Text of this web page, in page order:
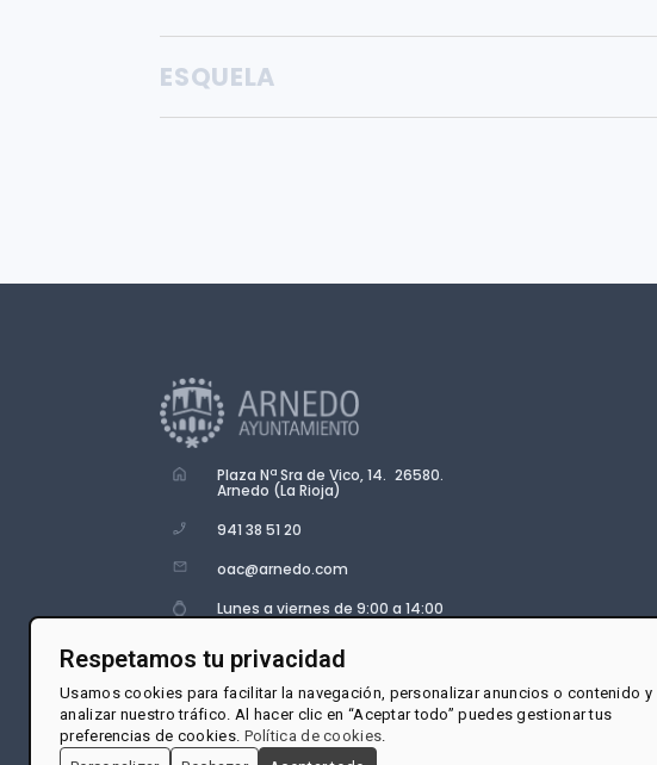
ESQUELA
Plaza Nª Sra de Vico, 14. 26580.
Arnedo (La Rioja)
941 38 51 20
oac@arnedo.com
Lunes a viernes de 9:00 a 14:00
Respetamos tu privacidad
Usamos cookies para facilitar la navegación, personalizar anuncios o contenido y
analizar nuestro tráfico. Al hacer clic en “Aceptar todo” puedes gestionar tus
preferencias de cookies. Política de cookies.